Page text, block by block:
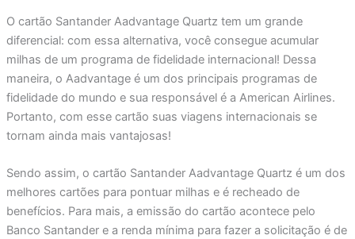
O cartão Santander Aadvantage Quartz tem um grande
diferencial: com essa alternativa, você consegue acumular
milhas de um programa de fidelidade internacional! Dessa
maneira, o Aadvantage é um dos principais programas de
fidelidade do mundo e sua responsável é a American Airlines.
Portanto, com esse cartão suas viagens internacionais se
tornam ainda mais vantajosas!
Sendo assim, o cartão Santander Aadvantage Quartz é um dos
melhores cartões para pontuar milhas e é recheado de
benefícios. Para mais, a emissão do cartão acontece pelo
Banco Santander e a renda mínima para fazer a solicitação é de